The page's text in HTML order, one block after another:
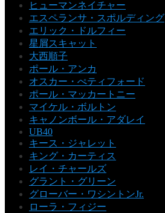
ヒューマンネイチャー
エスペランサ・スポルディング
エリック・ドルフィー
星屑スキャット
大西順子
ポール・アンカ
オスカー・ぺティフォード
ポール・マッカートニー
マイケル・ボルトン
キャノンボール・アダレイ
UB40
キース・ジャレット
キング・カーティス
レイ・チャールズ
グラント・グリーン
グローバー・ワシントンJr.
ローラ・フィジー